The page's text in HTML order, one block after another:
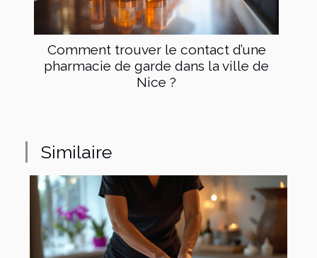
Comment trouver le contact d’une
pharmacie de garde dans la ville de
Nice ?
Similaire